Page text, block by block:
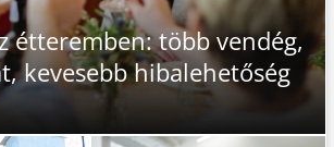
étteremben: több vendég,
kevesebb hibalehetőség